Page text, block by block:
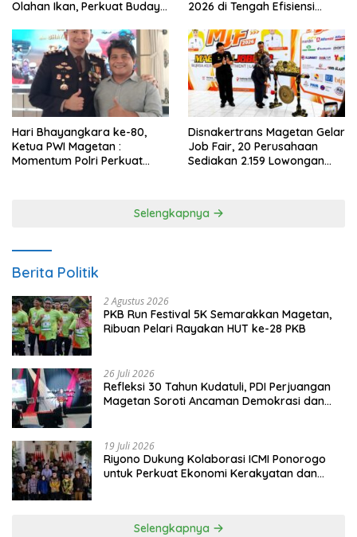
Olahan Ikan, Perkuat Budaya
2026 di Tengah Efisiensi
Hari Bhayangkara ke-80,
Ketua PWI Magetan :
Momentum Polri Perkuat
Disnakertrans Magetan Gelar
Job Fair, 20 Perusahaan
Sediakan 2.159 Lowongan
Selengkapnya
Berita Politik
2 Agustus 2026
PKB Run Festival 5K Semarakkan Magetan,
Ribuan Pelari Rayakan HUT ke-28 PKB
26 Juli 2026
Refleksi 30 Tahun Kudatuli, PDI Perjuangan
Magetan Soroti Ancaman Demokrasi dan
19 Juli 2026
Riyono Dukung Kolaborasi ICMI Ponorogo
untuk Perkuat Ekonomi Kerakyatan dan
Selengkapnya